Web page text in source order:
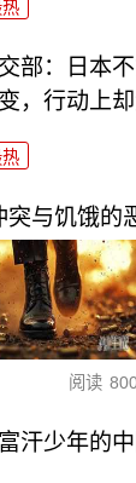
部：日本
，行动上
与饥饿的
阅读
汗少年的中